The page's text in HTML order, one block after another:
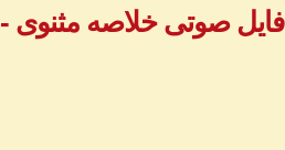
فایل صوتی خلاصه مثنوی - بخش ۸ -